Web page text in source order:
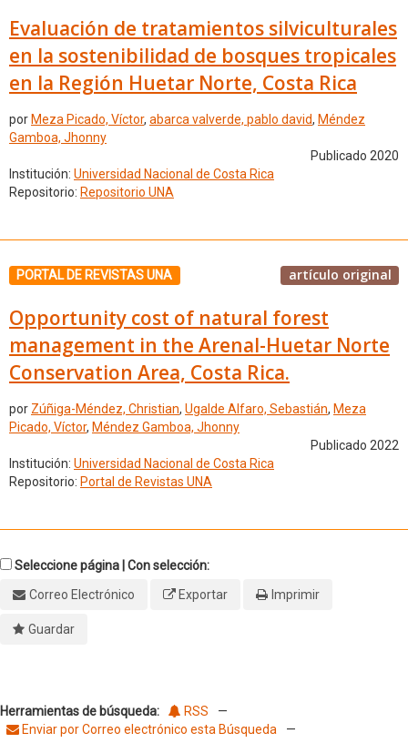
Evaluación de tratamientos silviculturales
en la sostenibilidad de bosques tropicales
en la Región Huetar Norte, Costa Rica
por Meza Picado, Víctor, abarca valverde, pablo david, Méndez
Gamboa, Jhonny
Publicado 2020
Institución: Universidad Nacional de Costa Rica
Repositorio: Repositorio UNA
PORTAL DE REVISTAS UNA artículo original
Opportunity cost of natural forest
management in the Arenal-Huetar Norte
Conservation Area, Costa Rica.
por Zúñiga-Méndez, Christian, Ugalde Alfaro, Sebastián, Meza
Picado, Víctor, Méndez Gamboa, Jhonny
Publicado 2022
Institución: Universidad Nacional de Costa Rica
Repositorio: Portal de Revistas UNA
Seleccione página | Con selección:
Correo Electrónico
Exportar Imprimir
Guardar
Herramientas de búsqueda: RSS
—
Enviar por Correo electrónico esta Búsqueda
—